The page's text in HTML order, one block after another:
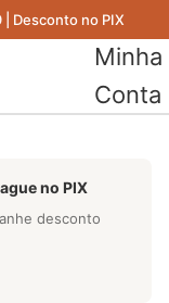
| Desconto no PIX
Minha
Conta
no PIX
desconto